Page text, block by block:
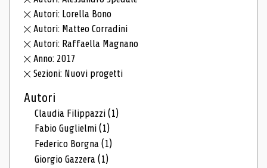
Autori: Lorella Bono
Autori: Matteo Corradini
Autori: Raffaella Magnano
Anno: 2017
Sezioni: Nuovi progetti
Autori
Claudia Filippazzi(1)
Fabio Guglielmi(1)
Federico Borgna(1)
Giorgio Gazzera(1)